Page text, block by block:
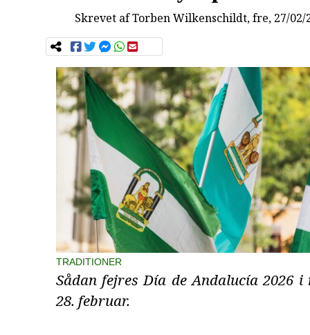
Skrevet afTorben Wilkenschildt, fre, 27/02/
TRADITIONER
Sådan fejres Día de Andalucía 2026 i
28. februar.